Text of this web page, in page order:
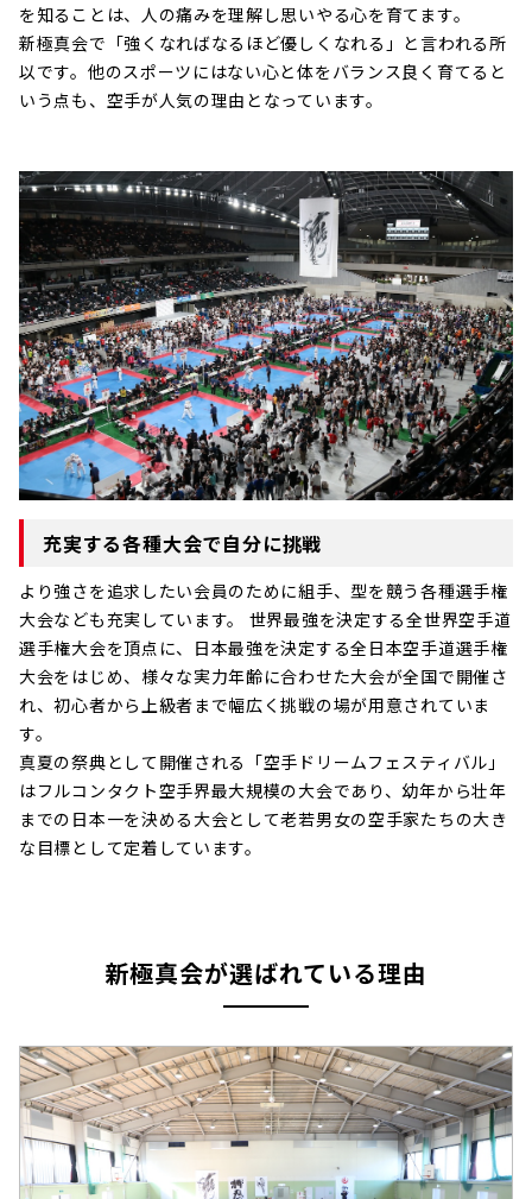
を知ることは、人の痛みを理解し思いやる心を育てます。
新極真会で「強くなればなるほど優しくなれる」と言われる所
以です。他のスポーツにはない心と体をバランス良く育てると
いう点も、空手が人気の理由となっています。
充実する各種大会で自分に挑戦
より強さを追求したい会員のために組手、型を競う各種選手権
大会なども充実しています。 世界最強を決定する全世界空手道
選手権大会を頂点に、日本最強を決定する全日本空手道選手権
大会をはじめ、様々な実力年齢に合わせた大会が全国で開催さ
れ、初心者から上級者まで幅広く挑戦の場が用意されていま
す。
真夏の祭典として開催される「空手ドリームフェスティバル」
はフルコンタクト空手界最大規模の大会であり、幼年から壮年
までの日本一を決める大会として老若男女の空手家たちの大き
な目標として定着しています。
新極真会が選ばれている理由